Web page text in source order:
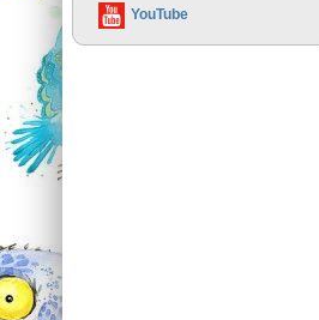
YouTube